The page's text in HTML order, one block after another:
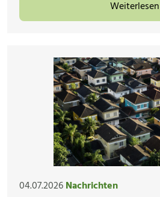
Weiterlesen
04.07.2026Nachrichten